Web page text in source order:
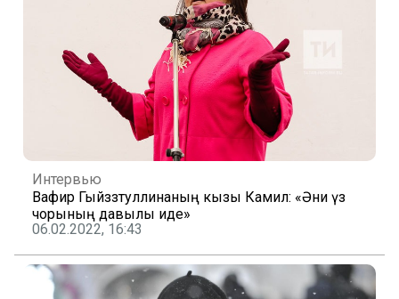
Интервью
Вафирә Гыйззәтуллинаның кызы Камилә: «Әни үз
чорының давылы иде»
06.02.2022, 16:43